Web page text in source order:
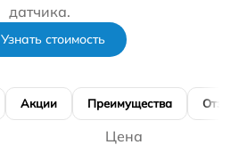
датчика.
Узнать стоимость
Акции Преимущества
Цена